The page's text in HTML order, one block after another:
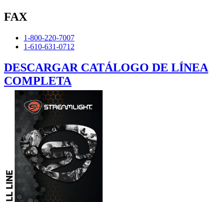
FAX
1-800-220-7007
1-610-631-0712
DESCARGAR CATÁLOGO DE LÍNEA
COMPLETA